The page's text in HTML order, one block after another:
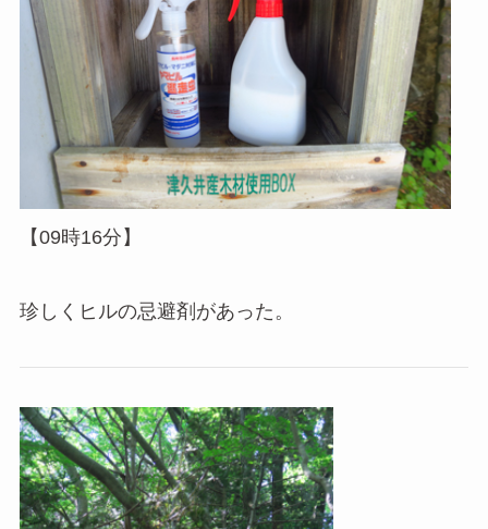
【09時16分】
珍しくヒルの忌避剤があった。